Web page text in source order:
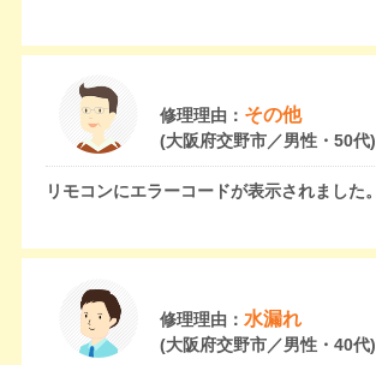
修理理由： その他
(大阪府交野市／男性・50代)
リモコンにエラーコードが表示されました。
修理理由： 水漏れ
(大阪府交野市／男性・40代)